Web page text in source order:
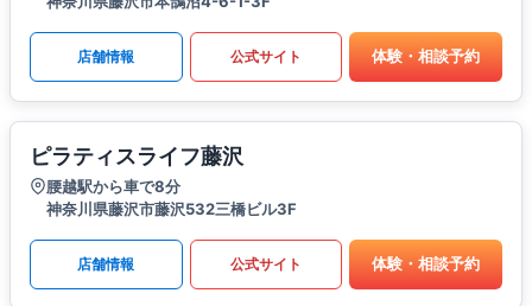
店舗情報 公式サイト 体験・相談予約
ピラティスライフ藤沢
腰越駅から車で8分
神奈川県藤沢市藤沢532三橋ビル3F
店舗情報 公式サイト 体験・相談予約